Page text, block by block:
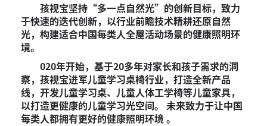
孩视宝坚持“多一点自然光”的创新目标，致力
于快速的迭代创新，以行业前瞻技术精耕还原自然
光，构建适合中国每类人全屋活动场景的健康照明环
境。
020年开始，基于20多年对家长和孩子需求的洞
察，孩视宝进军儿童学习桌椅行业，打造全新产品
线，开发儿童学习桌、儿童人体工学椅等儿童家具，
以打造更健康的儿童学习光空间。 未来致力于让中国
每类人都拥有更好的健康照明环境 。